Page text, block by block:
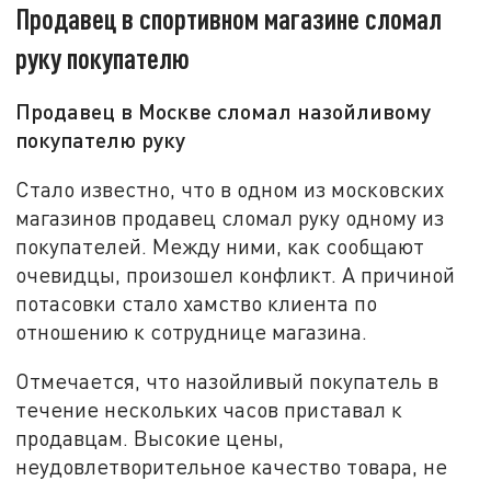
Продавец в спортивном магазине сломал
руку покупателю
Продавец в Москве сломал назойливому
покупателю руку
Стало известно, что в одном из московских
магазинов продавец сломал руку одному из
покупателей. Между ними, как сообщают
очевидцы, произошел конфликт. А причиной
потасовки стало хамство клиента по
отношению к сотруднице магазина.
Отмечается, что назойливый покупатель в
течение нескольких часов приставал к
продавцам. Высокие цены,
неудовлетворительное качество товара, не